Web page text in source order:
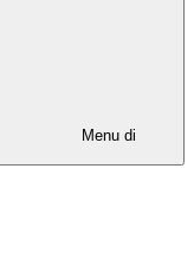
Menu di